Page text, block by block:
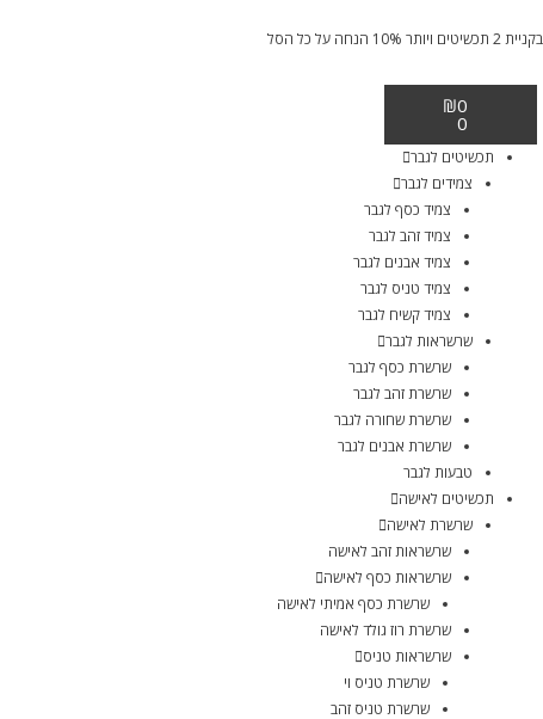
בקניית 2 תכשיטים ויותר 10% הנחה על כל הסל
₪0
0
תכשיטים לגבר
צמידים לגבר
צמיד כסף לגבר
צמיד זהב לגבר
צמיד אבנים לגבר
צמיד טניס לגבר
צמיד קשיח לגבר
שרשראות לגבר
שרשרת כסף לגבר
שרשרת זהב לגבר
שרשרת שחורה לגבר
שרשרת אבנים לגבר
טבעות לגבר
תכשיטים לאישה
שרשרת לאישה
שרשראות זהב לאישה
שרשראות כסף לאישה
שרשרת כסף אמיתי לאישה
שרשרת רוז גולד לאישה
שרשראות טניס
שרשרת טניס וי
שרשרת טניס זהב